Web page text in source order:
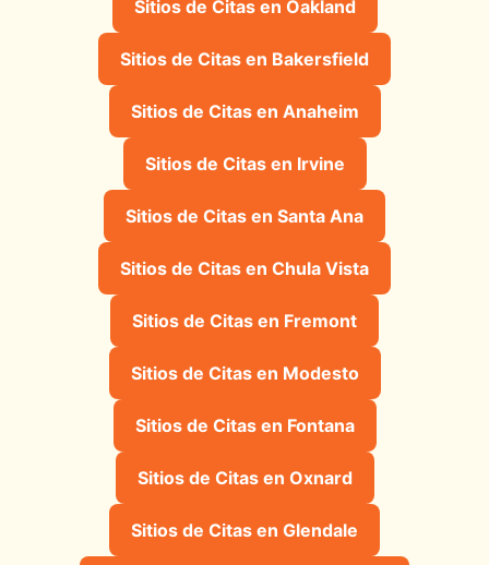
Sitios de Citas en Oakland
Sitios de Citas en Bakersfield
Sitios de Citas en Anaheim
Sitios de Citas en Irvine
Sitios de Citas en Santa Ana
Sitios de Citas en Chula Vista
Sitios de Citas en Fremont
Sitios de Citas en Modesto
Sitios de Citas en Fontana
Sitios de Citas en Oxnard
Sitios de Citas en Glendale